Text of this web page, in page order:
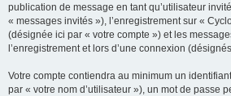
publication de message en tant qu’utilisateur
« messages invités »), l’enregistrement sur «
(désignée ici par « votre compte ») et les
l’enregistrement et lors d’une connexion
Votre compte contiendra au minimum un
par « votre nom d’utilisateur »), un mot de passe